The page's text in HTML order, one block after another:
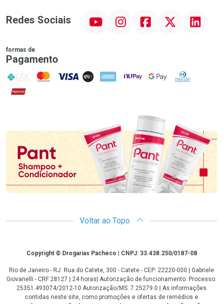
Redes Sociais InstagramFacebookTwitter Linkedin
formas de
Pagamento
PIX MasterCard
VISA ELO AMEX NuPay Google PayDiners Club
Hipercard
Voltar ao Topo
CopyrightCopyright © Drogarias Pacheco | CNPJ: 33.438.250/0187-08
Rio de Janeiro - RJ: Rua do Catete, 300 - Catete - CEP: 22220-000 | Gabriele
Giovanelli - CRF 28127 | 24 horas| Autorização de funcionamento: Processo:
25351.493074/2012-10 Autorização/MS: 7.25279.0 | As informações
contidas neste site, como promoções e ofertas de remédios e